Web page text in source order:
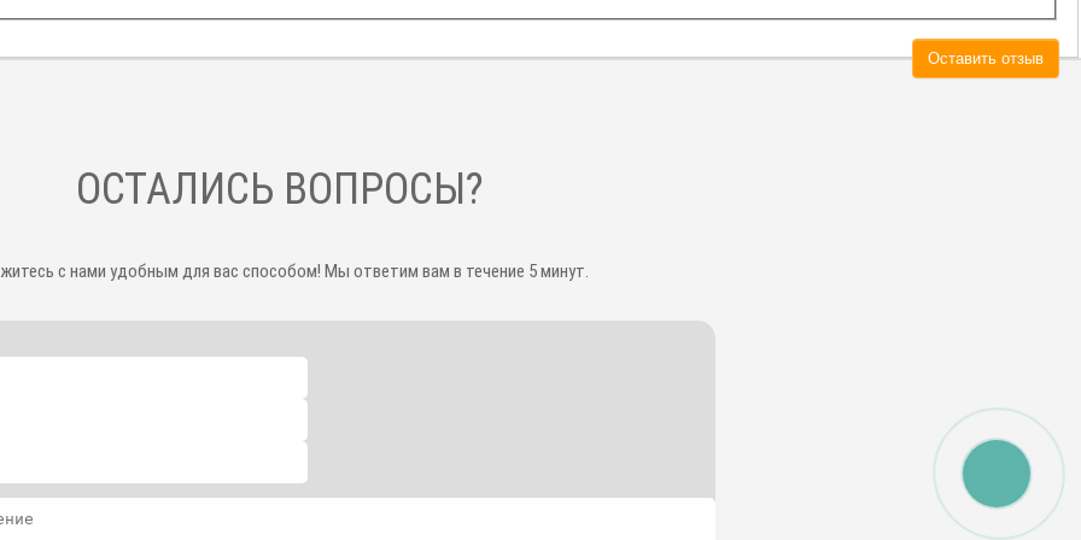
Оставить отзыв
ОСТАЛИСЬ ВОПРОСЫ?
с нами удобным для вас способом! Мы ответим вам в течение 5 минут.